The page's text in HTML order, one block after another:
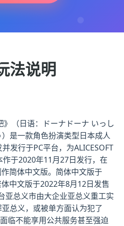
法说明
》（日语：ドーナドーナ いっし
是一款角色扮演类型日本成人
发行于PC平台，为ALICESOFT
于2020年11月27日发行，在
简体中文版。简体中文版于
中文版于2022年8月12日发售
亚总义市由大企业亚总义重工实
总义，或被单方面认为犯了
临不能享用公共服务甚至强迫